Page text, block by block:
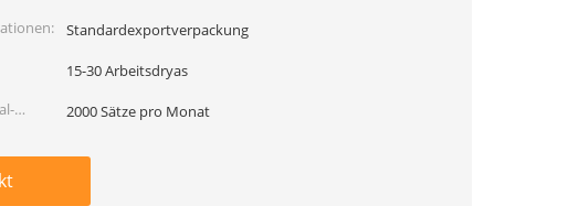
Standardexportverpackung
15-30 Arbeitsdryas
2000 Sätze pro Monat